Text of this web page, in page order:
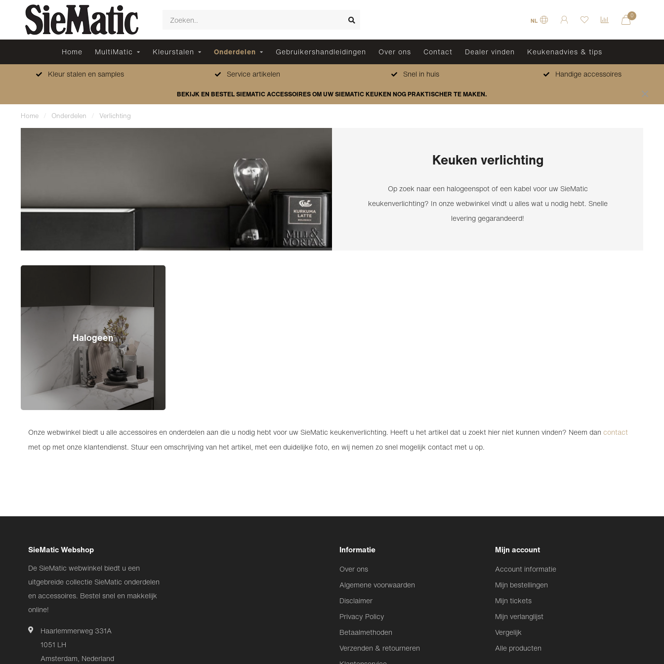
NL
0
Home MultiMatic Kleurstalen Onderdelen Gebruikershandleidingen Over ons Contact Dealer vinden Keukenadvies & tips
Kleur stalen en samples Service artikelen Snel in huis Handige accessoires
BEKIJK EN BESTEL SIEMATIC ACCESSOIRES OM UW SIEMATIC KEUKEN NOG PRAKTISCHER TE MAKEN.
Home / Onderdelen / Verlichting
Keuken verlichting
Op zoek naar een halogeenspot of een kabel voor uw SieMatic
keukenverlichting? In onze webwinkel vindt u alles wat u nodig hebt. Snelle
levering gegarandeerd!
Halogeen
Onze webwinkel biedt u alle accessoires en onderdelen aan die u nodig hebt voor uw SieMatic keukenverlichting. Heeft u het artikel dat u zoekt hier niet kunnen vinden? Neem dan contact
met op met onze klantendienst. Stuur een omschrijving van het artikel, met een duidelijke foto, en wij nemen zo snel mogelijk contact met u op.
SieMatic Webshop
De SieMatic webwinkel biedt u een
uitgebreide collectie SieMatic onderdelen
en accessoires. Bestel snel en makkelijk
online!
Haarlemmerweg 331A
1051 LH
Amsterdam, Nederland
Informatie
Over ons
Algemene voorwaarden
Disclaimer
Privacy Policy
Betaalmethoden
Verzenden & retourneren
Mijn account
Account informatie
Mijn bestellingen
Mijn tickets
Mijn verlanglijst
Vergelijk
Alle producten